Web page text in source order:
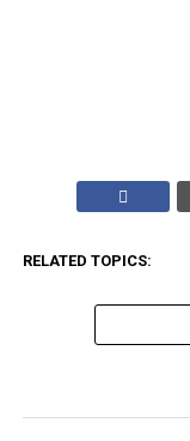
RELATED TOPICS: